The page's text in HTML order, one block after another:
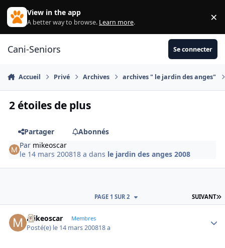
Aller au contenu
View in the app
A better way to browse. Learn more. ×
Cani-Seniors Se connecter
Accueil Privé Archives archives " le jardin des anges"
2 étoiles de plus
Partager
Abonnés
Par mikeoscar
le 14 mars 200818 a dans le jardin des anges 2008
SUIVANT
PAGE 1 SUR 2
mikeoscar Membres
Posté(e) le 14 mars 200818 a